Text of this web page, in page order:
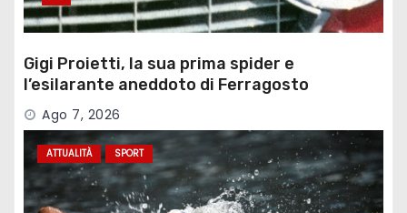
Gigi Proietti, la sua prima spider e
l’esilarante aneddoto di Ferragosto
Ago 7, 2026
ATTUALITÀ SPORT